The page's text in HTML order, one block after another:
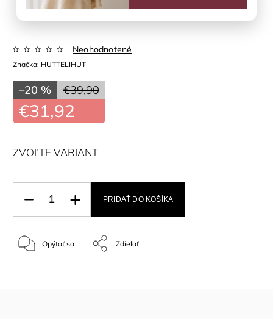
116 cm 122 cm 128 cm
Značka: HUTTELIHUT
Neohodnotené
€39,90
–20 %
€31,92
ZVOĽTE VARIANT
PRIDAŤ DO KOŠÍKA
Opýtať sa Zdieľať